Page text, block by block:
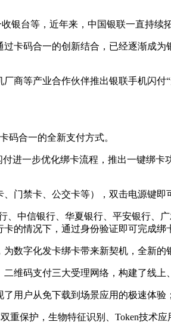
银台等，近年来，中国银联一直持续
卡码合一的创新结合，已经逐渐成
商等产业合作伙伴推出银联手机闪
码合一的全新支付方式。
进一步优化绑卡流程，推出一键绑
门禁卡、公交卡等），双击电源键
、中信银行、华夏银行、平安银行、
的情况下，通过身份验证即可完成绑
数字化发卡绑卡带来新契机，全新的
维码支付三大受理网络，构建了线上
用户从免下载到场景应用的极速体验；
保护，生物特征识别、Token技术应